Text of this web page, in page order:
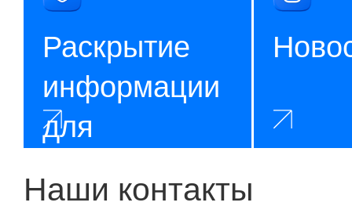
Раскрытие
информации
для
целей
Наши контакты